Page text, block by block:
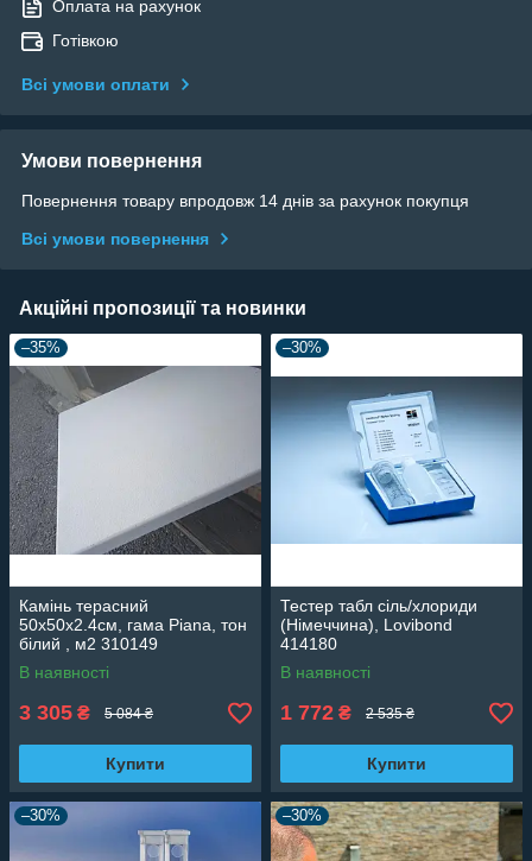
Оплата на рахунок
Готівкою
Всі умови оплати
Умови повернення
Повернення товару впродовж 14 днів за рахунок покупця
Всі умови повернення
Акційні пропозиції та новинки
–35%
Камінь терасний
50х50х2.4см, гама Piana, тон
білий , м2 310149
В наявності
3 305 ₴ 5 084 ₴
Купити
–30%
Тестер табл сіль/хлориди
(Німеччина), Lovibond
414180
В наявності
1 772 ₴ 2 535 ₴
Купити
–30% –30%